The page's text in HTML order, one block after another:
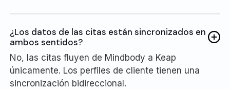
¿Los datos de las citas están sincronizados en
ambos sentidos?
No, las citas fluyen de Mindbody a Keap
únicamente. Los perfiles de cliente tienen una
sincronización bidireccional.